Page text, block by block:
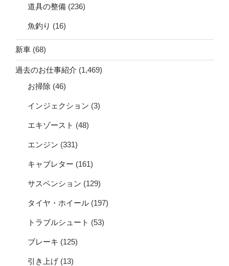
道具の整備 (236)
魚釣り (16)
新車 (68)
過去のお仕事紹介 (1,469)
お掃除 (46)
インジェクション (3)
エキゾースト (48)
エンジン (331)
キャブレター (161)
サスペンション (129)
タイヤ・ホイール (197)
トラブルシュート (53)
ブレーキ (125)
引き上げ (13)